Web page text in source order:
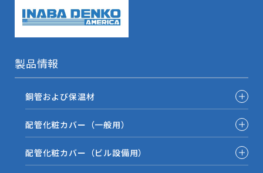
製品情報
銅管および保温材
配管化粧カバー（一般用）
配管化粧カバー（ビル設備用）